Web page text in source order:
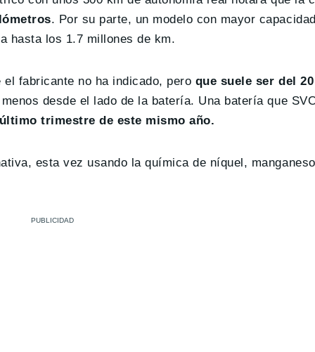
. Por su parte, un modelo con mayor
hasta los 1.7 millones de km.
fabricante no ha indicado, pero que suele ser del
desde el lado de la batería. Una batería que
trimestre de este mismo año.
esta vez usando la química de níquel,